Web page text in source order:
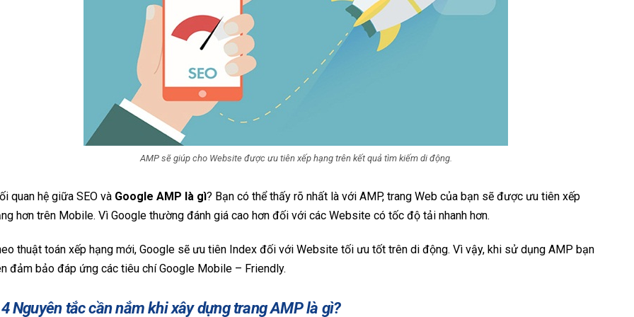
AMP sẽ giúp cho Website được ưu tiên xếp hạng trên kết quả tìm kiếm di động.
quan hệ giữa SEO và Google AMP là gì? Bạn có thể thấy rõ nhất là với AMP, trang Web của bạn sẽ được ưu tiên xếp
hơn trên Mobile. Vì Google thường đánh giá cao hơn đối với các Website có tốc độ tải nhanh hơn.
thuật toán xếp hạng mới, Google sẽ ưu tiên Index đối với Website tối ưu tốt trên di động. Vì vậy, khi sử dụng AMP bạn
đảm bảo đáp ứng các tiêu chí Google Mobile – Friendly.
Nguyên tắc cần nắm khi xây dựng trang AMP là gì?